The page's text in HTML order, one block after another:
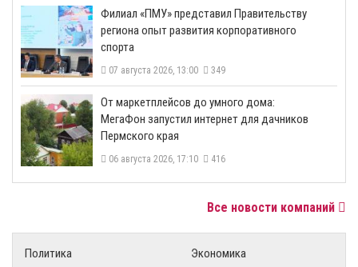
​Филиал «ПМУ» представил Правительству
региона опыт развития корпоративного
спорта
07 августа 2026, 13:00 349
От маркетплейсов до умного дома:
МегаФон запустил интернет для дачников
Пермского края
06 августа 2026, 17:10 416
Все новости компаний
Политика
Экономика